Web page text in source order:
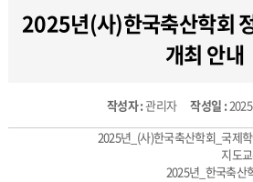
2025년(사)한국축산학회
개최 안내
작성자 :관리자작성일 :
2025년_(사)한국축산학회_국제
지도
2025년_한국축산